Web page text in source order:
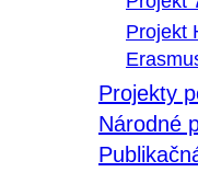
Projekt
Projekty
Národné